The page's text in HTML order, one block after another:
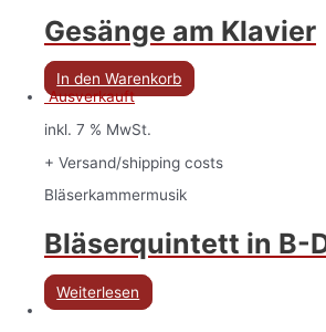
Gesänge am Klavier
In den Warenkorb
Ausverkauft
inkl. 7 % MwSt.
+ Versand/shipping costs
Bläserkammermusik
Bläserquintett in B-
Weiterlesen